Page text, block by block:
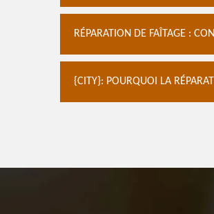
RÉPARATION DE FAÎTAGE :
{CITY}: POURQUOI LA